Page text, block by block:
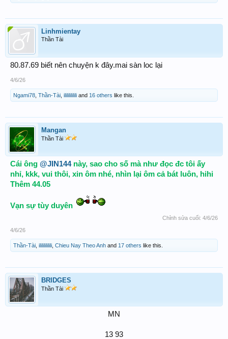
Linhmientay
Thần Tài
80.87.69 biết nên chuyện k đây.mai sàn loc lại
4/6/26
Ngami78 Thần-Tài ilililililili and 16 others like this.
Mangan
Thần Tài
Cái ông @JIN144này, sao cho số mà như đọc đc tôi ấy
nhỉ, kkk, vui thôi, xin ôm nhé, nhìn lại ôm cả bát luôn, hihi
Thêm 44.05
Vạn sự tùy duyên
Chỉnh sửa cuối: 4/6/26
4/6/26
Thần-Tài ilililililili Chieu Nay Theo Anh and 17 others like this.
BRIDGES
Thần Tài
MN
13 93